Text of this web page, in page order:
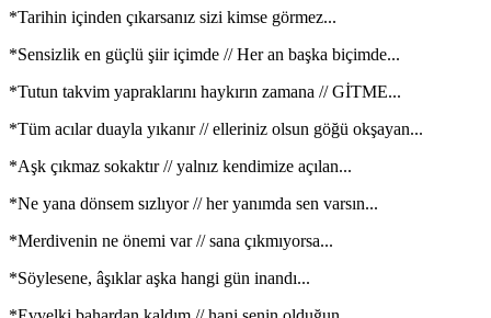
*Tarihin içinden çıkarsanız sizi kimse görmez...
*Sensizlik en güçlü şiir içimde // Her an başka biçimde...
*Tutun takvim yapraklarını haykırın zamana // GİTME...
*Tüm acılar duayla yıkanır // elleriniz olsun göğü okşayan...
*Aşk çıkmaz sokaktır // yalnız kendimize açılan...
*Ne yana dönsem sızlıyor // her yanımda sen varsın...
*Merdivenin ne önemi var // sana çıkmıyorsa...
*Söylesene, âşıklar aşka hangi gün inandı...